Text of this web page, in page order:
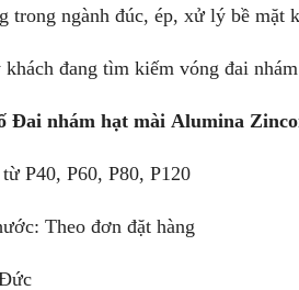
trong ngành đúc, ép, xử lý bề mặt
khách đang tìm kiếm vóng đai
Đai nhám hạt mài Alumina
P40, P60, P80, P120
Theo đơn đặt hàng